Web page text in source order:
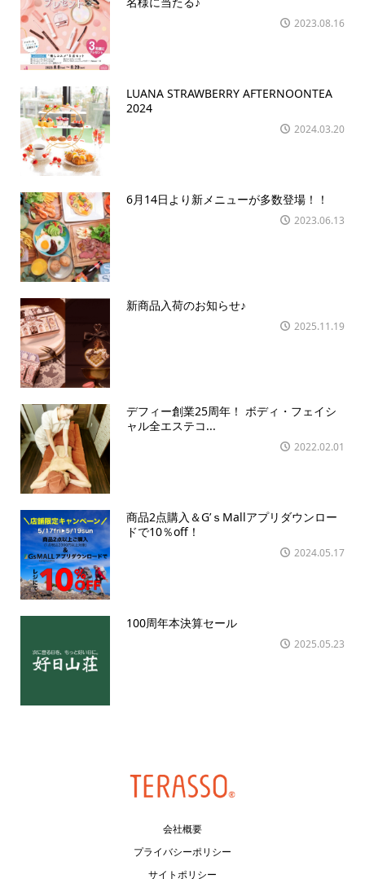
2023.08.16
LUANA STRAWBERRY AFTERNOONTEA
2024
2024.03.20
6月14日より新メニューが多数登場！！
2023.06.13
新商品入荷のお知らせ♪
2025.11.19
デフィー創業25周年！ ボディ・フェイシ
ャル全エステコ...
2022.02.01
商品2点購入＆G’ｓMallアプリダウンロー
ドで10％off！
2024.05.17
100周年本決算セール
2025.05.23
会社概要
プライバシーポリシー
サイトポリシー